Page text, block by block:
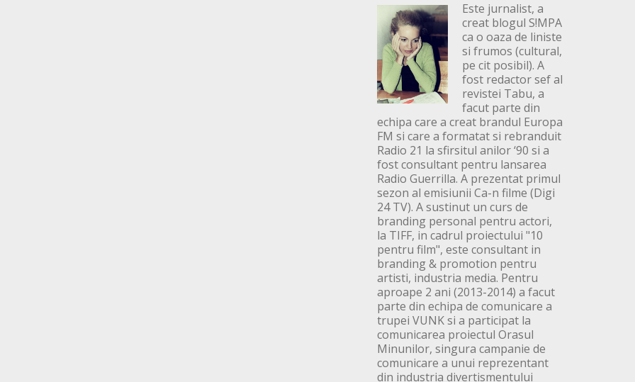
Este jurnalist, a
creat blogul S!MPA
ca o oaza de liniste
si frumos (cultural,
pe cit posibil). A
fost redactor sef al
revistei Tabu, a
facut parte din
echipa care a creat brandul Europa
FM si care a formatat si rebranduit
Radio 21 la sfirsitul anilor ‘90 si a
fost consultant pentru lansarea
Radio Guerrilla. A prezentat primul
sezon al emisiunii Ca-n filme (Digi
24 TV). A sustinut un curs de
branding personal pentru actori,
la TIFF, in cadrul proiectului "10
pentru film", este consultant in
branding & promotion pentru
artisti, industria media. Pentru
aproape 2 ani (2013-2014) a facut
parte din echipa de comunicare a
trupei VUNK si a participat la
comunicarea proiectul Orasul
Minunilor, singura campanie de
comunicare a unui reprezentant
din industria divertismentului